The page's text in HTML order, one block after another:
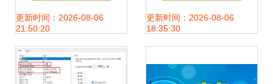
术在移动通信网中
的实践
更新时间：2026-08-06
21:50:20
网络技术名师培育
更新时间：2026-08-06
18:35:30